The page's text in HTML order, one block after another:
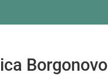
Borgonovo